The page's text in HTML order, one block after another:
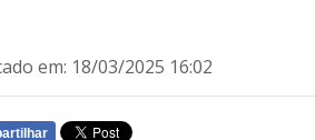
em: 18/03/2025 16:02